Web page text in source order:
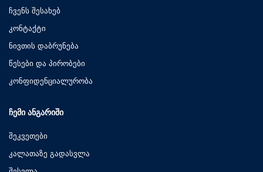
ჩვენს შესახებ
კონტაქტი
ნივთის დაბრუნება
წესები და პირობები
კონფიდენციალურობა
ᲩᲔᲛᲘ ᲐᲜᲒᲐᲠᲘᲨᲘ
შეკვეთები
კალათაზე გადასვლა